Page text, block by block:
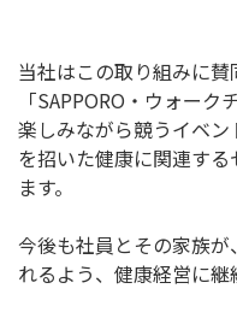
当社はこの取り組みに
「SAPPORO ・ウォーク
楽しみながら競うイベ
を招いた健康に関連す
ます。
今後も社員とその家族
れるよう、健康経営に継